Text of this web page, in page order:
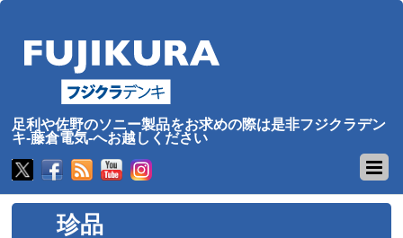
足利や佐野のソニー製品をお求めの際は是非フジクラデン
キ-藤倉電気-へお越しください
珍品